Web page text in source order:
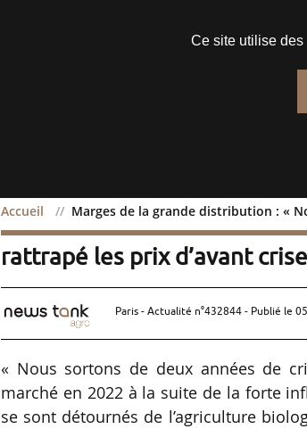
Accueil Marges de la grande distribution : «
Marges de la grande
rattrapé les prix d’avant
Paris - Actualité n°432844 - Publié le
« Nous sortons de deux années de
marché en 2022 à la suite de la forte
se sont détournés de l’agriculture
Ce site utilise